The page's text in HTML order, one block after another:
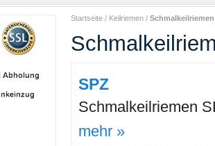
Startseite / Keilriemen / Schmalkeilriemen
SPZ
Schmalkeilriemen
mehr »